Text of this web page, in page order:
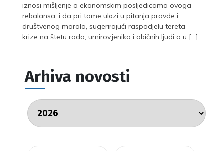
iznosi mišljenje o ekonomskim posljedicama ovoga
rebalansa, i da pri tome ulazi u pitanja pravde i
društvenog morala, sugerirajući raspodjelu tereta
krize na štetu rada, umirovljenika i običnih ljudi a u […]
Arhiva novosti